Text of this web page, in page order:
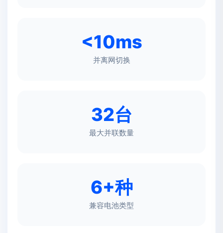
<10ms
并离网切换
32台
最大并联数量
6+种
兼容电池类型